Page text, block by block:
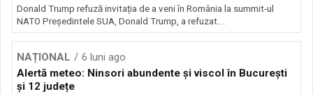
Donald Trump refuză invitația de a veni în România la summit-ul
NATO Președintele SUA, Donald Trump, a refuzat...
NAȚIONAL
6 luni ago
Alertă meteo: Ninsori abundente și viscol în București
și 12 județe